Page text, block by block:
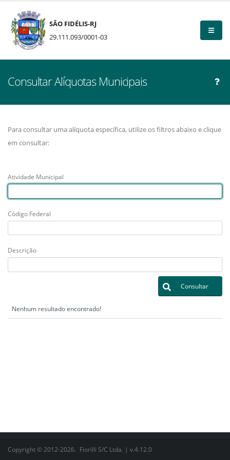
SÃO FIDÉLIS-RJ
29.111.093/0001-03
Consultar Alíquotas Municipais
Para consultar uma alíquota específica, utilize os filtros abaixo e clique
em consultar:
Atividade Municipal
Código Federal
Descrição
Consultar
Nenhum resultado encontrado!
Copyright © 2012-2026. Fiorilli S/C Ltda. | v.4.12.0